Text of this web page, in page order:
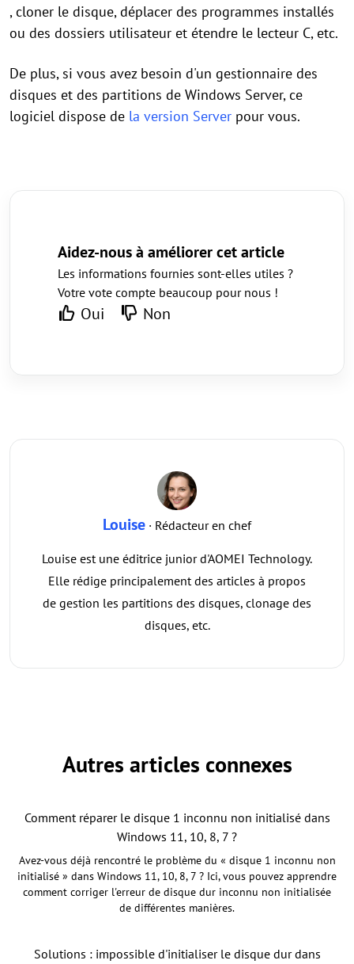
, cloner le disque, déplacer des programmes installés
ou des dossiers utilisateur et étendre le lecteur C, etc.
De plus, si vous avez besoin d'un gestionnaire des
disques et des partitions de Windows Server, ce
logiciel dispose de la version Server pour vous.
Aidez-nous à améliorer cet article
Les informations fournies sont-elles utiles ?
Votre vote compte beaucoup pour nous !
Oui Non
Louise · Rédacteur en chef
Louise est une éditrice junior d'AOMEI Technology.
Elle rédige principalement des articles à propos
de gestion les partitions des disques, clonage des
disques, etc.
Autres articles connexes
Comment réparer le disque 1 inconnu non initialisé dans
Windows 11, 10, 8, 7 ?
Avez-vous déjà rencontré le problème du « disque 1 inconnu non
initialisé » dans Windows 11, 10, 8, 7 ? Ici, vous pouvez apprendre
comment corriger l'erreur de disque dur inconnu non initialisée
de différentes manières.
Solutions : impossible d'initialiser le disque dur dans